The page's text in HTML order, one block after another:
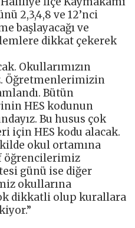
2,3,4,8 ve 12’nci
başlayacağı ve
dikkat çekerek
Okullarımızın
Öğretmenlerimizin
Bütün
HES kodunun
Bu husus çok
için HES kodu alacak.
okul ortamına
öğrencilerimiz
günü ise diğer
okullarına
dikkatli olup kurallara